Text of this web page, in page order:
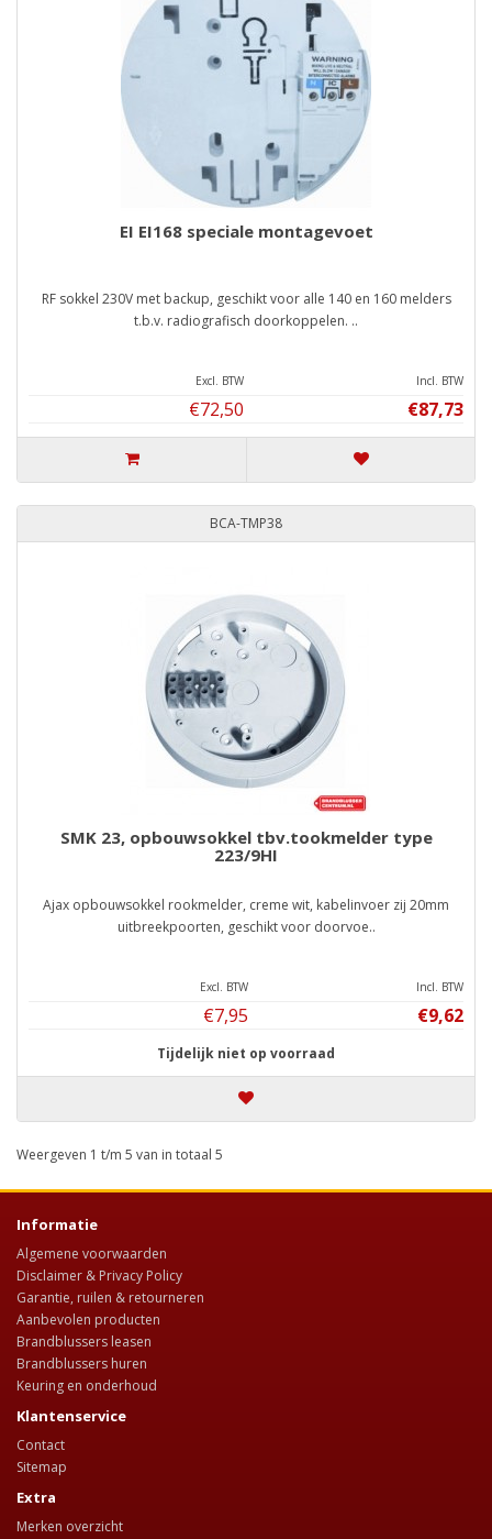
EI EI168 speciale montagevoet
RF sokkel 230V met backup, geschikt voor alle 140 en 160 melders
t.b.v. radiografisch doorkoppelen. ..
Excl. BTW Incl. BTW
€72,50 €87,73
BCA-TMP38
SMK 23, opbouwsokkel tbv.tookmelder type
223/9HI
Ajax opbouwsokkel rookmelder, creme wit, kabelinvoer zij 20mm
uitbreekpoorten, geschikt voor doorvoe..
Excl. BTW Incl. BTW
€7,95 €9,62
Tijdelijk niet op voorraad
Weergeven 1 t/m 5 van in totaal 5
Informatie
Algemene voorwaarden
Disclaimer & Privacy Policy
Garantie, ruilen & retourneren
Aanbevolen producten
Brandblussers leasen
Brandblussers huren
Keuring en onderhoud
Klantenservice
Contact
Sitemap
Extra
Merken overzicht